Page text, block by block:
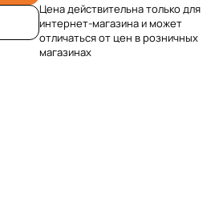
Цена действительна только для
интернет-магазина и может
отличаться от цен в розничных
магазинах